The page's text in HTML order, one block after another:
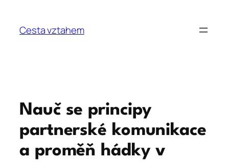
obsahCesta vztahem
Nauč se principy
partnerské komunikace
a proměň hádky v